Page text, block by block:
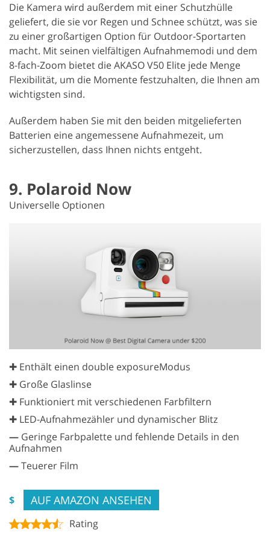
Die Kamera wird außerdem mit einer Schutzhülle
geliefert, die sie vor Regen und Schnee schützt, was sie
zu einer großartigen Option für Outdoor-Sportarten
macht. Mit seinen vielfältigen Aufnahmemodi und dem
8-fach-Zoom bietet die AKASO V50 Elite jede Menge
Flexibilität, um die Momente festzuhalten, die Ihnen am
wichtigsten sind.
Außerdem haben Sie mit den beiden mitgelieferten
Batterien eine angemessene Aufnahmezeit, um
sicherzustellen, dass Ihnen nichts entgeht.
9. Polaroid Now
Universelle Optionen
✚ Enthält einen double exposureModus
✚ Große Glaslinse
✚ Funktioniert mit verschiedenen Farbfiltern
✚ LED-Aufnahmezähler und dynamischer Blitz
— Geringe Farbpalette und fehlende Details in den
Aufnahmen
—Teuerer Film
$ AUF AMAZON ANSEHEN
Rating